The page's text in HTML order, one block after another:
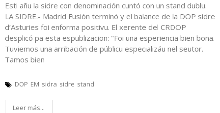
Esti añu la sidre con denominación cuntó con un stand dublu.
LA SIDRE.- Madrid Fusión terminó y el balance de la DOP sidre
d’Asturies foi enforma positivu. El xerente del CRDOP
desplicó pa esta espublizacion: "Foi una esperiencia bien bona.
Tuviemos una arribación de públicu especializáu nel seutor.
Tamos bien
DOP EM sidra sidre stand
Leer más...